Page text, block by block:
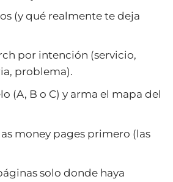
(y qué realmente te deja
por intención (servicio,
problema).
(A, B o C) y arma el mapa del
money pages primero (las
solo donde haya